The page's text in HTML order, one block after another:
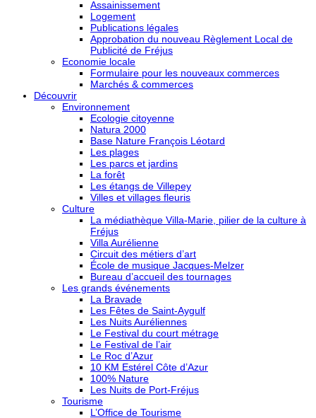
Assainissement
Logement
Publications légales
Approbation du nouveau Règlement Local de
Publicité de Fréjus
Economie locale
Formulaire pour les nouveaux commerces
Marchés & commerces
Découvrir
Environnement
Ecologie citoyenne
Natura 2000
Base Nature François Léotard
Les plages
Les parcs et jardins
La forêt
Les étangs de Villepey
Villes et villages fleuris
Culture
La médiathèque Villa-Marie, pilier de la culture à
Fréjus
Villa Aurélienne
Circuit des métiers d’art
École de musique Jacques-Melzer
Bureau d’accueil des tournages
Les grands événements
La Bravade
Les Fêtes de Saint-Aygulf
Les Nuits Auréliennes
Le Festival du court métrage
Le Festival de l’air
Le Roc d’Azur
10 KM Estérel Côte d’Azur
100% Nature
Les Nuits de Port-Fréjus
Tourisme
L’Office de Tourisme